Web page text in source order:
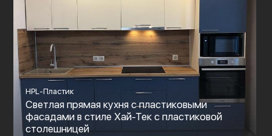
HPL-Пластик
Светлая прямая кухня с пластиковыми
фасадами в стиле Хай-Тек с пластиковой
столешницей